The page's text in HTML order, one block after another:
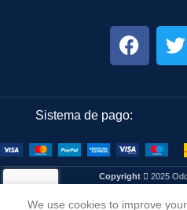
Sistema de pago:
Copyright 2025
We use cookies to improve